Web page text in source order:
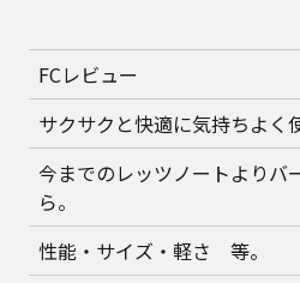
FCレビュー
サクサクと快適に気持ちよく
今までのレッツノートよりバ
ら。
性能・サイズ・軽さ 等。